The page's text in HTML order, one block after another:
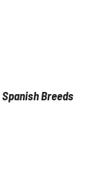
Spanish Breeds